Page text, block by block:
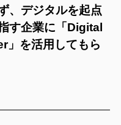
、デジタルを起点
す企業に「Digital
を活用してもら